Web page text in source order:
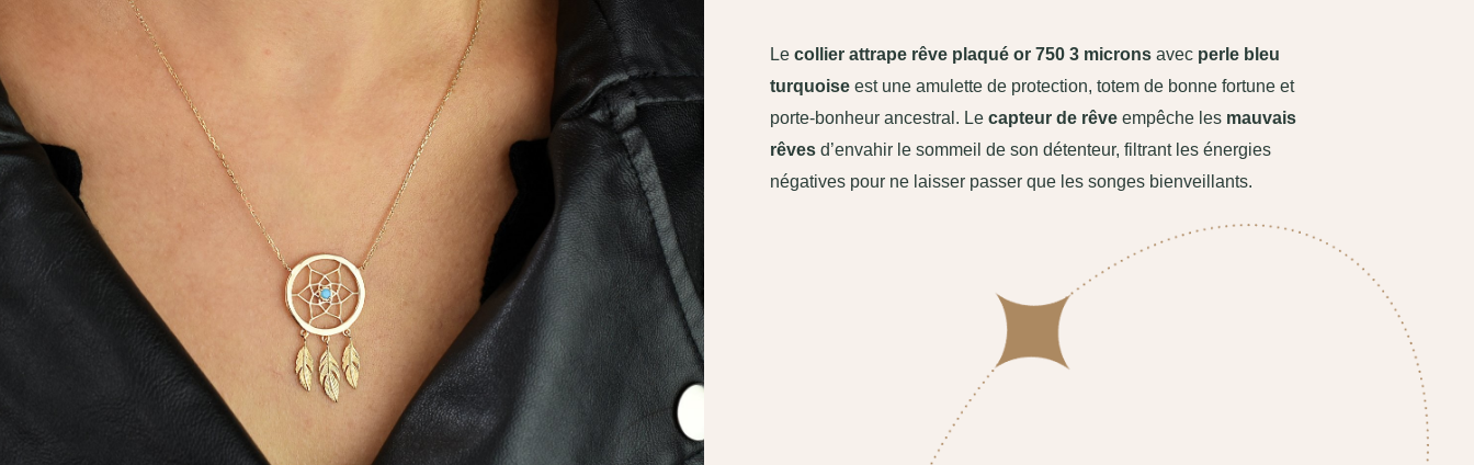
Le collier attrape rêve plaqué or 750 3 micronsavec perle bleu
turquoiseest une amulette de protection, totem de bonne fortune et
porte-bonheur ancestral. Le capteur de rêveempêche les mauvais
rêvesd’envahir le sommeil de son détenteur, filtrant les énergies
négatives pour ne laisser passer que les songes bienveillants.